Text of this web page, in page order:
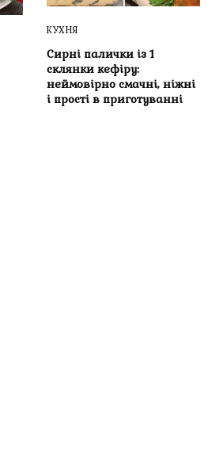
КУХНЯ
Сирні палички із 1
склянки кефіру:
неймовірно смачні, ніжні
і прості в приготуванні